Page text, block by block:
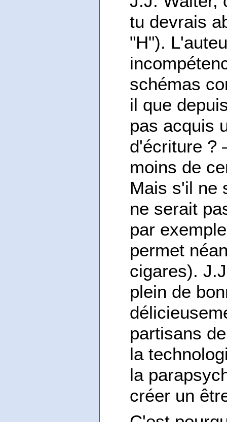
tu devrais
"H").
schémas
il que
pas acquis
d'écriture ?
moins de
Mais s'il ne
ne serait
par
permet
cigares).
plein de
partisans
la
la
créer un